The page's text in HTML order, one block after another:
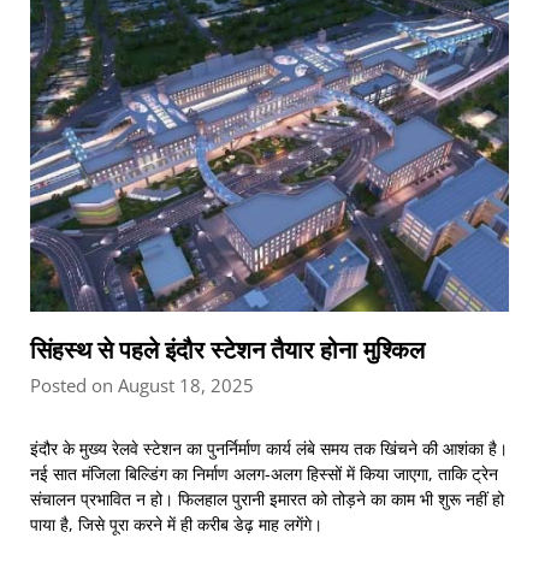
सिंहस्थ से पहले इंदौर स्टेशन तैयार होना मुश्किल
Posted on August 18, 2025
इंदौर के मुख्य रेलवे स्टेशन का पुनर्निर्माण कार्य लंबे समय तक खिंचने की आशंका है।
नई सात मंजिला बिल्डिंग का निर्माण अलग-अलग हिस्सों में किया जाएगा, ताकि ट्रेन
संचालन प्रभावित न हो। फिलहाल पुरानी इमारत को तोड़ने का काम भी शुरू नहीं हो
पाया है, जिसे पूरा करने में ही करीब डेढ़ माह लगेंगे।